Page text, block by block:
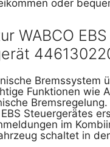
oder
WABCO EBS
Bremssystem
Funktionen wie
Bremsregelung.
Steuergerätes
im
schaltet in